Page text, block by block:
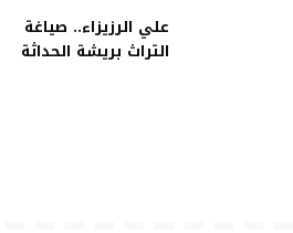
علي الرزيزاء.. صياغة
التراث بريشة الحداثة